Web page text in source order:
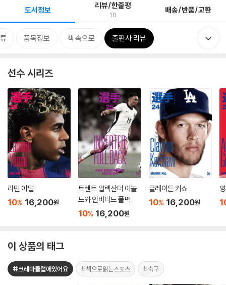
도서정보 리뷰/한줄평
10 배송/반품/교환
품목정보 책 속으로 출판사 리뷰
선수 시리즈
라민 야말
10% 16,200원
트렌트 알렉산더 아놀
드와 인버티드 풀백
10% 16,200원
클레이튼 커쇼
10% 16,200원
이 상품의 태그
#크레마클럽에있어요 #책으로읽는스포츠 #축구